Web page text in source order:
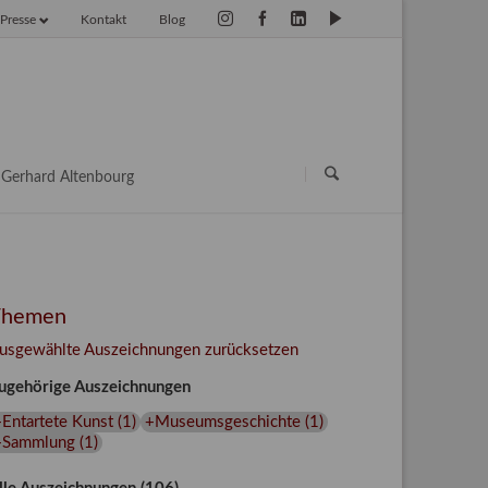
Blog
Kontakt
Presse
Gerhard Altenbourg
Auszeichnungen zurücksetzen
Auszeichnungen
Kunst(1 ) +Museumsgeschichte(1 )
(1 )